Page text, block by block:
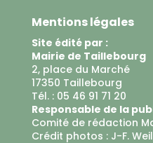
Mentions légales
Site édité par :
Mairie de Taillebourg
2, place du Marché
17350 Taillebourg
Tél. : 05 46 91 71 20
Responsable de la
Comité de rédaction
Crédit photos : J-F.